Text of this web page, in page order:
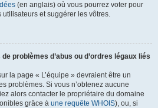
(en anglais) où vous pourrez voter pour
utilisateurs et suggérer les vôtres.
problèmes d’abus ou d’ordres légaux liés
la page « L’équipe » devraient être un
problèmes. Si vous n’obtenez aucune
alors contacter le propriétaire du domaine
grâce à une requête WHOIS), ou, si